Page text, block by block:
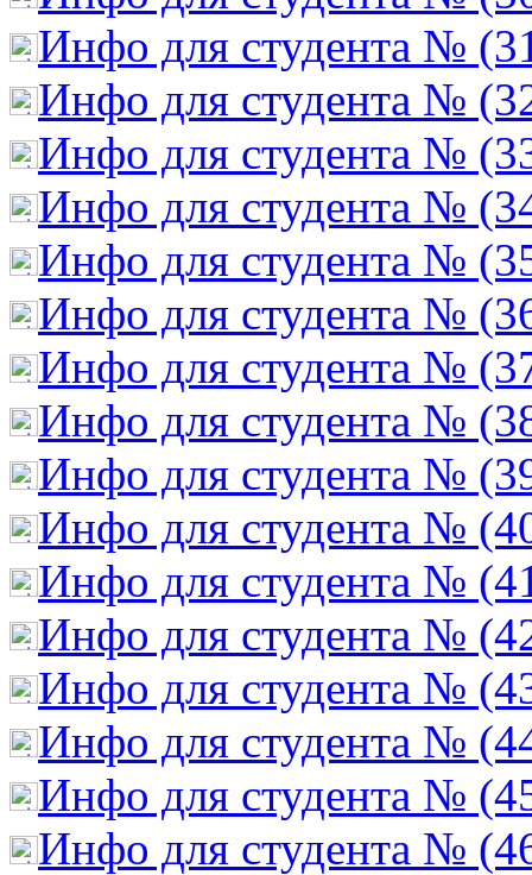
Инфо для студента №
Инфо для студента №
Инфо для студента №
Инфо для студента №
Инфо для студента №
Инфо для студента №
Инфо для студента №
Инфо для студента №
Инфо для студента №
Инфо для студента №
Инфо для студента №
Инфо для студента №
Инфо для студента №
Инфо для студента №
Инфо для студента №
Инфо для студента №